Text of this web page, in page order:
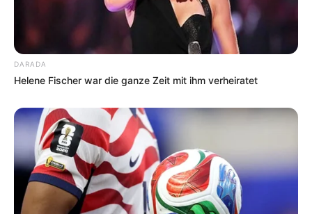
DARADA
Helene Fischer war die ganze Zeit mit ihm verheiratet